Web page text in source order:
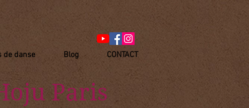
de danse Blog CONTACT
Paris